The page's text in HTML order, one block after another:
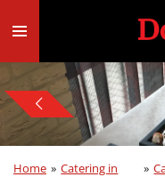
direct
hoofdinhoud
Home » Catering in
»